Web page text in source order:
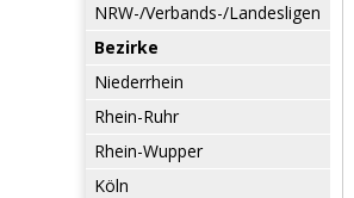
NRW-/Verbands-/Landesligen
Bezirke
Niederrhein
Rhein-Ruhr
Rhein-Wupper
Köln